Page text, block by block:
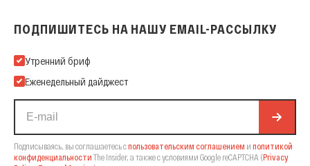
ПОДПИШИТЕСЬ НА НАШУ EMAIL-РАССЫЛКУ
Подпишитесь на нашу Email-рассылку
Утренний бриф
Еженедельный дайджест
Подписываясь, вы соглашаетесь спользовательским соглашением и политикой
конфиденциальности The Insider, а также с условиями Google reCAPTCHA (Privacy